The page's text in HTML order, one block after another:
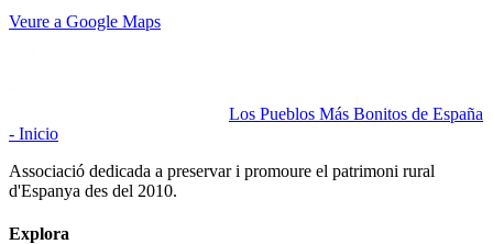
Veure a Google Maps
Los Pueblos Más Bonitos de España
- Inicio
Associació dedicada a preservar i promoure el patrimoni rural
d'Espanya des del 2010.
Explora